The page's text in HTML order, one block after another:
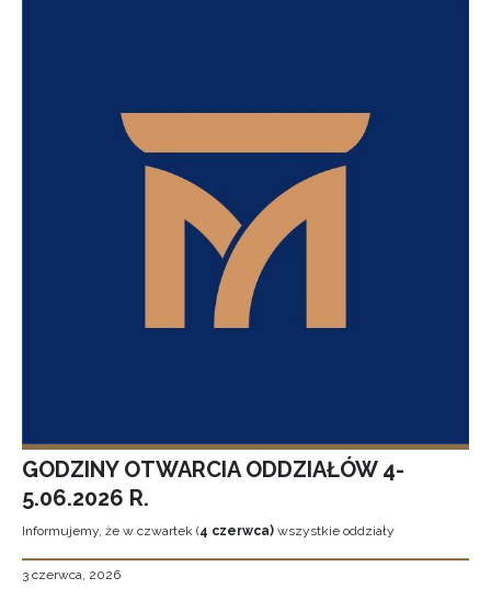
GODZINY OTWARCIA ODDZIAŁÓW 4-
5.06.2026 R.
Informujemy, że w czwartek (4 czerwca) wszystkie oddziały
3 czerwca, 2026